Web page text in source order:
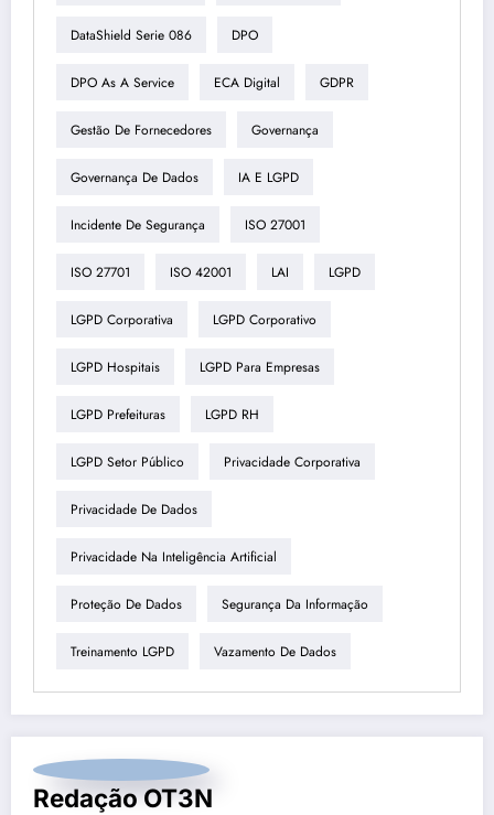
DataShield Serie 086 DPO
DPO As A Service ECA Digital GDPR
Gestão De Fornecedores Governança
Governança De Dados IA E LGPD
Incidente De Segurança ISO 27001
ISO 27701 ISO 42001 LAI LGPD
LGPD Corporativa LGPD Corporativo
LGPD Hospitais LGPD Para Empresas
LGPD Prefeituras LGPD RH
LGPD Setor Público Privacidade Corporativa
Privacidade De Dados
Privacidade Na Inteligência Artificial
Proteção De Dados Segurança Da Informação
Treinamento LGPD Vazamento De Dados
Redação OT3N